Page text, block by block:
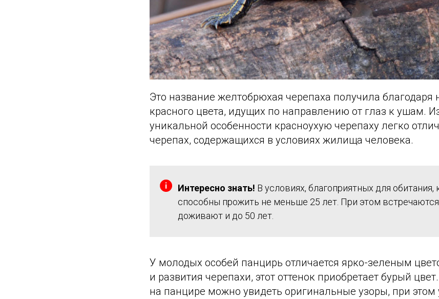
Это название желтобрюхая черепаха получила
красного цвета, идущих по направлению от глаз к ушам.
уникальной особенности красноухую черепаху легко
черепах, содержащихся в условиях жилища человека.
Интересно знать! В условиях, благоприятных для обитания,
способны прожить не меньше 25 лет. При этом
доживают и до 50 лет.
У молодых особей панцирь отличается ярко-зеленым
и развития черепахи, этот оттенок приобретает бурый
на панцире можно увидеть оригинальные узоры, при этом